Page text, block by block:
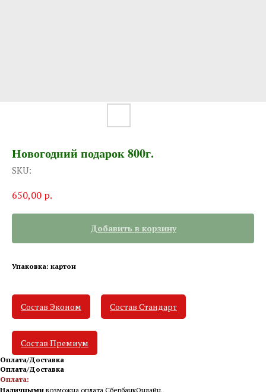
Новогодний подарок 800г.
SKU:
650,00 р.
Добавить в корзину
Упаковка: картон
Состав Эконом Состав Стандарт
Состав Премиум
Оплата/Доставка
Оплата/Доставка
Оплата:
Наличными возможна оплата СбербанкОнлайн.